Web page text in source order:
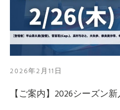
2026年2月11日
【ご案内】2026シーズン